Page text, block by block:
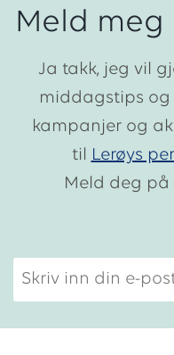
Meld meg
Ja takk, jeg vil
middagstips og
kampanjer og
til
Lerøys
Meld deg på